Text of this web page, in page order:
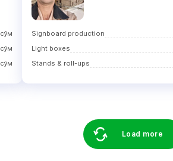
сўм
сўм
сўм
Signboard production
Light boxes
Stands & roll-ups
Load more